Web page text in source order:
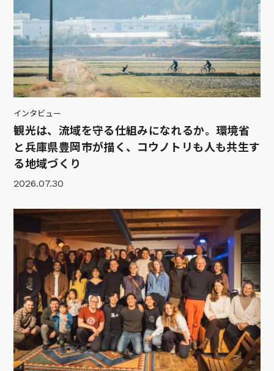
インタビュー
観光は、流域を守る仕組みになれるか。環境省
と兵庫県豊岡市が描く、コウノトリも人も共生す
る地域づくり
2026.07.30